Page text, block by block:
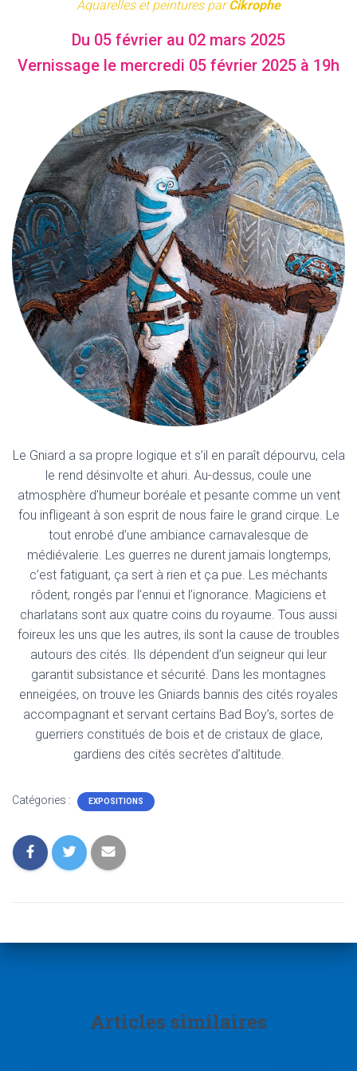
Aquarelles et peintures parCikrophe
Du 05 février au 02 mars 2025
Vernissage le mercredi 05 février 2025 à 19h
Le Gniard a sa propre logique et s’il en paraît dépourvu, cela
le rend désinvolte et ahuri. Au-dessus, coule une
atmosphère d’humeur boréale et pesante comme un vent
fou infligeant à son esprit de nous faire le grand cirque. Le
tout enrobé d’une ambiance carnavalesque de
médiévalerie. Les guerres ne durent jamais longtemps,
c’est fatiguant, ça sert à rien et ça pue. Les méchants
rôdent, rongés par l’ennui et l’ignorance. Magiciens et
charlatans sont aux quatre coins du royaume. Tous aussi
foireux les uns que les autres, ils sont la cause de troubles
autours des cités. Ils dépendent d’un seigneur qui leur
garantit subsistance et sécurité. Dans les montagnes
enneigées, on trouve les Gniards bannis des cités royales
accompagnant et servant certains Bad Boy’s, sortes de
guerriers constitués de bois et de cristaux de glace,
gardiens des cités secrètes d’altitude.
Catégories : EXPOSITIONS
Articles similaires